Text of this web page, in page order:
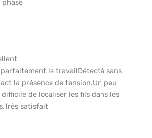
phase
le travailDétecté sans
la présence de tension.Un peu
difficile de localiser les fils dans les
satisfait